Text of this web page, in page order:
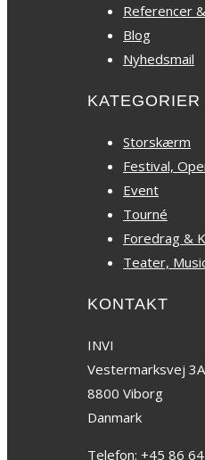
Referencer
Blog
Nyhedsmail
KATEGORIER
Storskærm
Festival,
Event
Tourné
Foredrag &
Teater,
KONTAKT
INVI
Vestermarksvej 3A
8800 Viborg
Danmark
Telefon: +45 86